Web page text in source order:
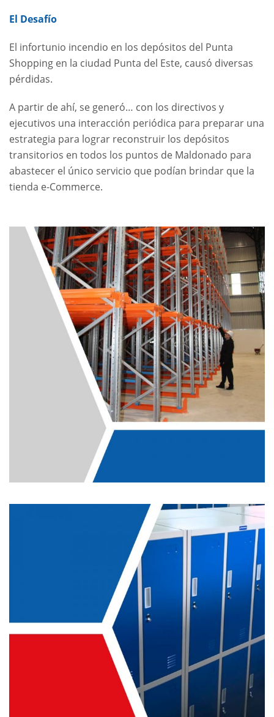
El Desafío
El infortunio incendio en los depósitos del Punta
Shopping en la ciudad Punta del Este, causó diversas
pérdidas.
A partir de ahí, se generó… con los directivos y
ejecutivos una interacción periódica para preparar una
estrategia para lograr reconstruir los depósitos
transitorios en todos los puntos de Maldonado para
abastecer el único servicio que podían brindar que la
tienda e-Commerce.